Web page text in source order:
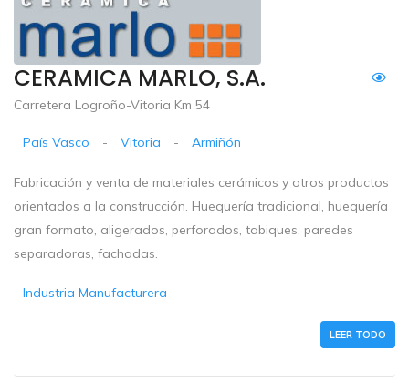
CERAMICA MARLO, S.A.
Carretera Logroño-Vitoria Km 54
País Vasco - Vitoria - Armiñón
Fabricación y venta de materiales cerámicos y otros productos
orientados a la construcción. Huequería tradicional, huequería
gran formato, aligerados, perforados, tabiques, paredes
separadoras, fachadas.
Industria Manufacturera
LEER TODO